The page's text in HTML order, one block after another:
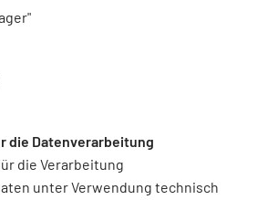
die Datenverarbeitung
die Verarbeitung
unter Verwendung technisch